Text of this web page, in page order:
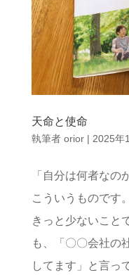
天命と使命
執筆者 orior| 2025年
「自分は何者なの
こういうものです
きっと少ないこと
も、「〇〇会社の
してます」と言っ